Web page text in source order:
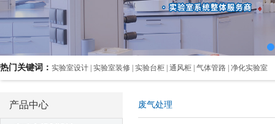
热门关键词： 实验室设计 | 实验室装修 | 实验台柜 | 通风柜 | 气体管路 | 净化实验室
产品中心 废气处理